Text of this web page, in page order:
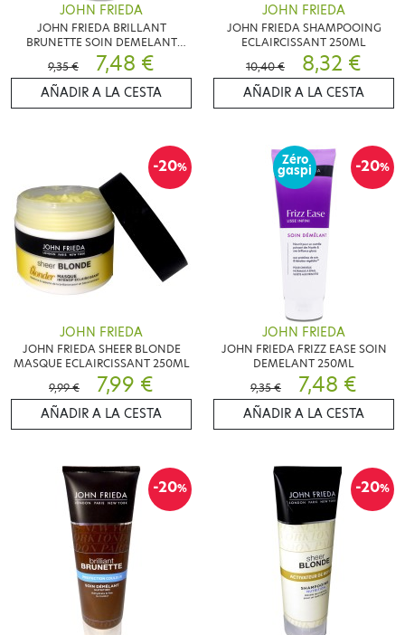
JOHN FRIEDA
JOHN FRIEDA BRILLANT
BRUNETTE SOIN DEMELANT
250ML
9,35 € 7,48 €
AÑADIR A LA CESTA
JOHN FRIEDA
JOHN FRIEDA SHAMPOOING
ECLAIRCISSANT 250ML
10,40 €
8,32 €
AÑADIR A LA CESTA
-20%
JOHN FRIEDA
JOHN FRIEDA SHEER BLONDE
MASQUE ECLAIRCISSANT 250ML
9,99 €
7,99 €
AÑADIR A LA CESTA
-20%
Zéro
gaspi
JOHN FRIEDA
JOHN FRIEDA FRIZZ EASE SOIN
DEMELANT 250ML
9,35 €
7,48 €
AÑADIR A LA CESTA
-20% -20%